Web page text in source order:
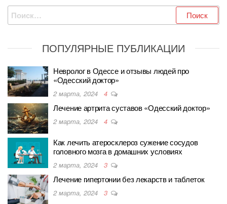
Найти:
ПОПУЛЯРНЫЕ ПУБЛИКАЦИИ
Невролог в Одессе и отзывы людей про
«Одесский доктор»
2 марта, 2024 4
Лечение артрита суставов «Одесский доктор»
2 марта, 2024 4
Как лечить атеросклероз сужение сосудов
головного мозга в домашних условиях
2 марта, 2024 3
Лечение гипертонии без лекарств и таблеток
2 марта, 2024 3